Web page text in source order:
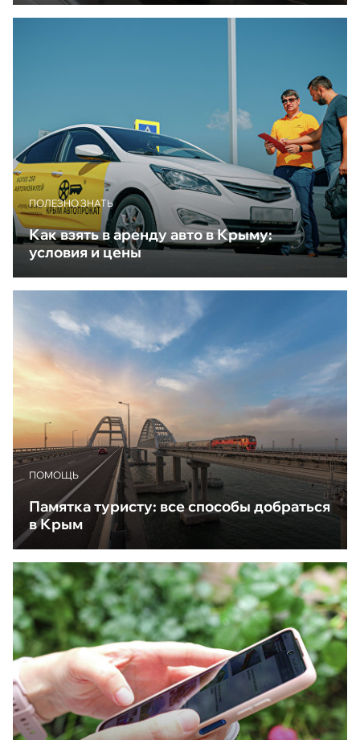
ПОЛЕЗНО ЗНАТЬ
Как взять в аренду авто в Крыму:
условия и цены
ПОМОЩЬ
Памятка туристу: все способы добраться
в Крым